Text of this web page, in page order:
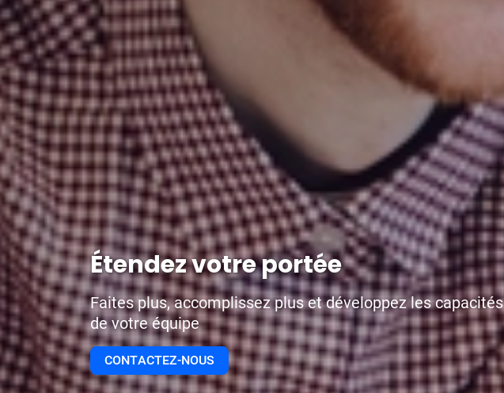
Étendez votre portée
Faites plus, accomplissez plus et développez les capacités
de votre équipe
CONTACTEZ-NOUS